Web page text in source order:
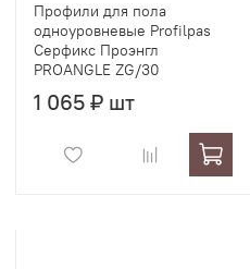
Профили для пола
одноуровневые Profilpas
Серфикс Проэнгл
PROANGLE ZG/30
1 065 ₽ шт